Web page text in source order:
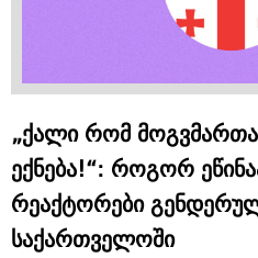
„ქალი რომ
ექნება!“: როგორ
რეაქტორები
საქართველოში